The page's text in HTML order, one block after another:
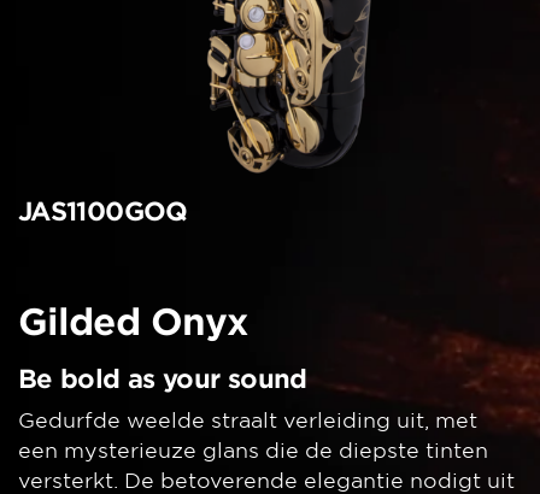
JAS1100GOQ
Gilded Onyx
Be bold as your sound
Gedurfde weelde straalt verleiding uit, met
een mysterieuze glans die de diepste tinten
versterkt. De betoverende elegantie nodigt uit